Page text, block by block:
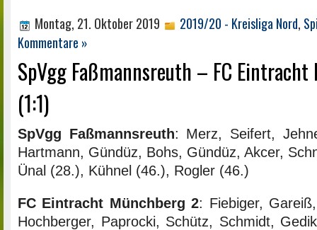
Montag, 21. Oktober 2019 2019/20 - Kreisliga Nord,
Kommentare »
SpVgg Faßmannsreuth – FC
(1:1)
SpVgg Faßmannsreuth: Merz, Seifert,
Hartmann, Gündüz, Bohs, Gündüz, Akcer,
Ünal (28.), Kühnel (46.), Rogler (46.)
FC Eintracht Münchberg 2: Fiebiger,
Hochberger, Paprocki, Schütz, Schmidt,